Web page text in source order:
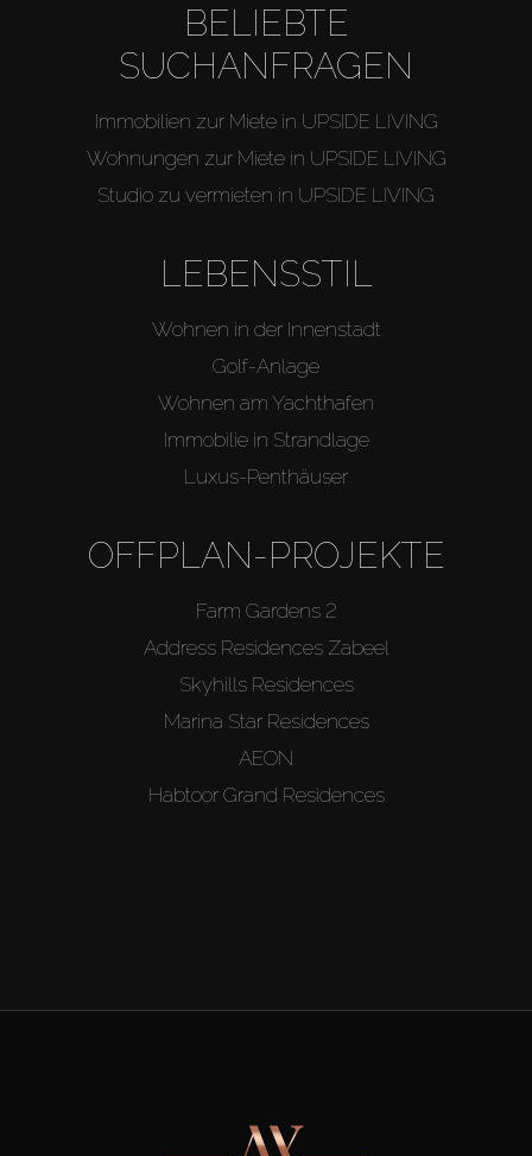
BELIEBTE
SUCHANFRAGEN
Immobilien zur Miete in UPSIDE LIVING
Wohnungen zur Miete in UPSIDE LIVING
Studio zu vermieten in UPSIDE LIVING
LEBENSSTIL
Wohnen in der Innenstadt
Golf-Anlage
Wohnen am Yachthafen
Immobilie in Strandlage
Luxus-Penthäuser
OFFPLAN-PROJEKTE
Farm Gardens 2
Address Residences Zabeel
Skyhills Residences
Marina Star Residences
AEON
Habtoor Grand Residences